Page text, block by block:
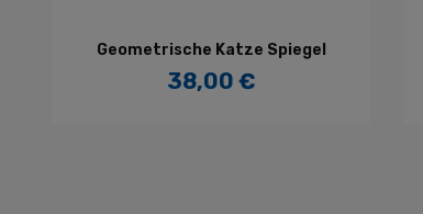
IN DEN WARENKORB
Geometrische Katze Spiegel
Preis
38,00 €